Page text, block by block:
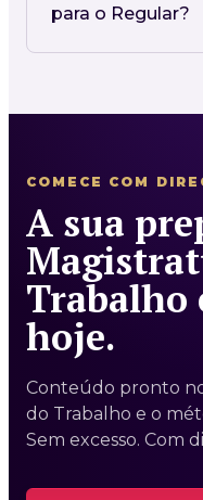
para o Regular?
COMECE COM
A sua
Trabalho
hoje.
Conteúdo pronto
do Trabalho e o
Sem excesso. Com